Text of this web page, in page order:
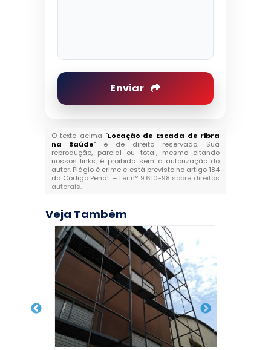
Enviar
O texto acima "Locação de Escada de Fibra
na Saúde" é de direito reservado. Sua
reprodução, parcial ou total, mesmo citando
nossos links, é proibida sem a autorização do
autor. Plágio é crime e está previsto no artigo 184
do Código Penal. – Lei n° 9.610-98 sobre direitos
autorais.
Veja Também